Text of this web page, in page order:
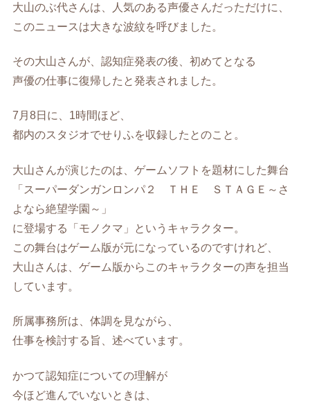
大山のぶ代さんは、人気のある声優さんだっただけに、
このニュースは大きな波紋を呼びました。
その大山さんが、認知症発表の後、初めてとなる
声優の仕事に復帰したと発表されました。
7月8日に、1時間ほど、
都内のスタジオでせりふを収録したとのこと。
大山さんが演じたのは、ゲームソフトを題材にした舞台
「スーパーダンガンロンパ２ ＴＨＥ ＳＴＡＧＥ～さ
よなら絶望学園～」
に登場する「モノクマ」というキャラクター。
この舞台はゲーム版が元になっているのですけれど、
大山さんは、ゲーム版からこのキャラクターの声を担当
しています。
所属事務所は、体調を見ながら、
仕事を検討する旨、述べています。
かつて認知症についての理解が
今ほど進んでいないときは、